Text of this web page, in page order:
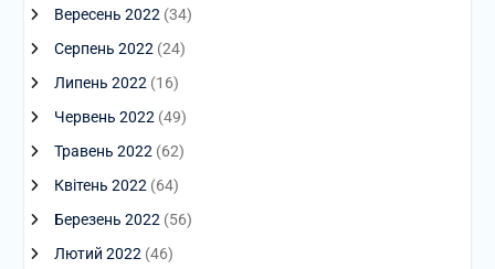
Вересень 2022 (34)
Серпень 2022 (24)
Липень 2022 (16)
Червень 2022 (49)
Травень 2022 (62)
Квітень 2022 (64)
Березень 2022 (56)
Лютий 2022 (46)